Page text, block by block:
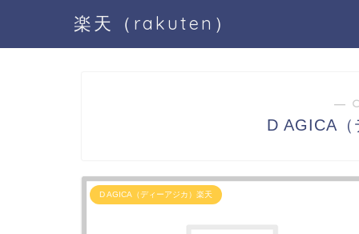
楽天（rakuten）
―
D AGICA（
D AGICA（ディーアジカ）楽天